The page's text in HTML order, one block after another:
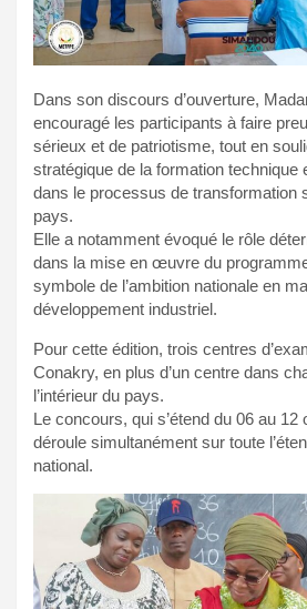
Dans son discours d’ouverture,
encouragé les participants à faire
sérieux et de patriotisme, tout en
stratégique de la formation technique
dans le processus de transformation
pays.
Elle a notamment évoqué le rôle
dans la mise en œuvre du
symbole de l’ambition nationale en
développement industriel.
Pour cette édition, trois centres
Conakry, en plus d’un centre dans
l’intérieur du pays.
Le concours, qui s’étend du 06 au 12
déroule simultanément sur toute
national.